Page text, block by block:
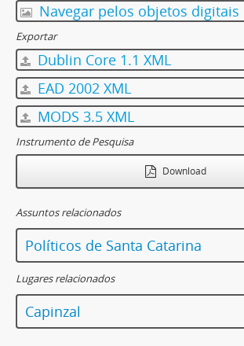
Navegar pelos objetos digitais
Exportar
Dublin Core 1.1 XML
EAD 2002 XML
MODS 3.5 XML
Instrumento de Pesquisa
Download
Assuntos relacionados
Políticos de Santa Catarina
Lugares relacionados
Capinzal